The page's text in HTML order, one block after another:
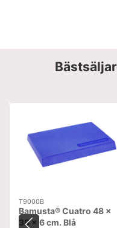
T9000B
Bamusta® Cuatro 48 x
38 x 6 cm. Blå